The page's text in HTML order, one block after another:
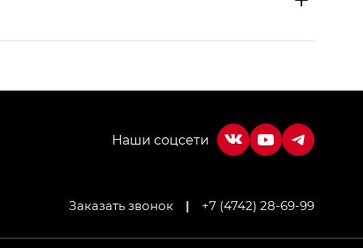
Заказать звонок | +7 (4742) 28-69-99